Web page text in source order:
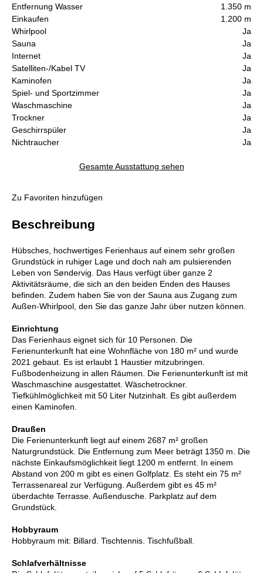
Entfernung Wasser
1.350 m
Einkaufen
1.200 m
Whirlpool
Ja
Sauna
Ja
Internet
Ja
Satelliten-/Kabel TV
Ja
Kaminofen
Ja
Spiel- und Sportzimmer
Ja
Waschmaschine
Ja
Trockner
Ja
Geschirrspüler
Ja
Nichtraucher
Ja
Gesamte Ausstattung sehen
Zu Favoriten hinzufügen
Beschreibung
Hübsches, hochwertiges Ferienhaus auf einem sehr großen
Grundstück in ruhiger Lage und doch nah am pulsierenden
Leben von Søndervig. Das Haus verfügt über ganze 2
Aktivitätsräume, die sich an den beiden Enden des Hauses
befinden. Zudem haben Sie von der Sauna aus Zugang zum
Außen-Whirlpool, den Sie das ganze Jahr über nutzen können.
Einrichtung
Das Ferienhaus eignet sich für 10 Personen. Die
Ferienunterkunft hat eine Wohnfläche von 180 m² und wurde
2021 gebaut. Es ist erlaubt 1 Haustier mitzubringen.
Fußbodenheizung in allen Räumen. Die Ferienunterkunft ist mit
Waschmaschine ausgestattet. Wäschetrockner.
Tiefkühlmöglichkeit mit 50 Liter Nutzinhalt. Es gibt außerdem
einen Kaminofen.
Draußen
Die Ferienunterkunft liegt auf einem 2687 m² großen
Naturgrundstück. Die Entfernung zum Meer beträgt 1350 m. Die
nächste Einkaufsmöglichkeit liegt 1200 m entfernt. In einem
Abstand von 200 m gibt es einen Golfplatz. Es steht ein 75 m²
Terrassenareal zur Verfügung. Außerdem gibt es 45 m²
überdachte Terrasse. Außendusche. Parkplatz auf dem
Grundstück.
Hobbyraum
Hobbyraum mit: Billard. Tischtennis. Tischfußball.
Schlafverhältnisse